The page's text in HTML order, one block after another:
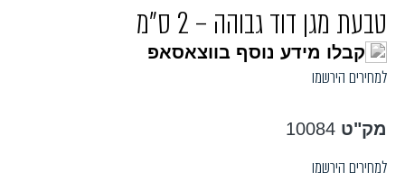
טבעת מגן דוד גבוהה – 2 ס"מ
קבלו מידע נוסף בווצאסאפ
למחירים הירשמו
מק"ט 10084
למחירים הירשמו